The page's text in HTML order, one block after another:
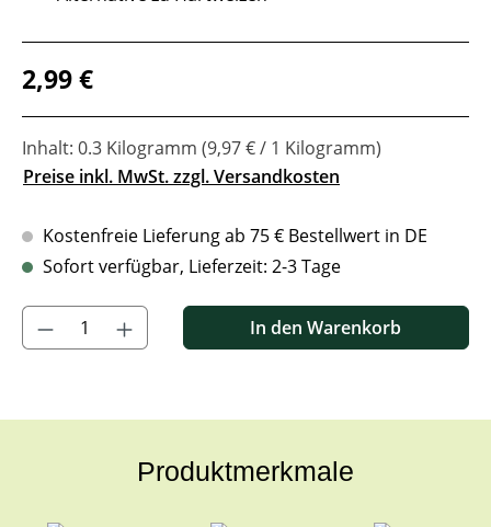
Regulärer Preis:
2,99 €
Inhalt: 0.3 Kilogramm (9,97 € / 1 Kilogramm)
Preise inkl. MwSt. zzgl. Versandkosten
Kostenfreie Lieferung ab 75 € Bestellwert in DE
Sofort verfügbar, Lieferzeit: 2-3 Tage
Produkt Anzahl: Gib den gewünschten Wert ein oder benutze
In den Warenkorb
Produktmerkmale